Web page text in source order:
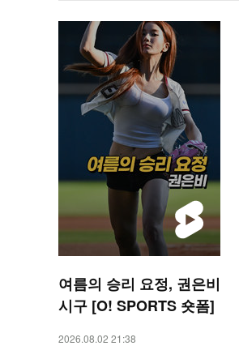
여름의 승리 요정, 권은비
시구 [O! SPORTS 숏폼]
2026.08.02 21:38